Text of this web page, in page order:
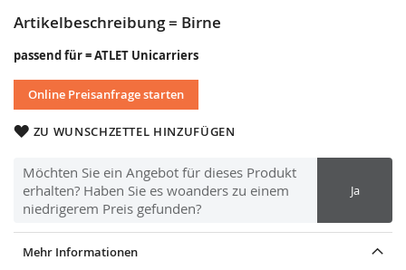
Artikelbeschreibung = Birne
passend für = ATLET Unicarriers
Online Preisanfrage starten
ZU WUNSCHZETTEL HINZUFÜGEN
Möchten Sie ein Angebot für dieses Produkt
erhalten? Haben Sie es woanders zu einem
niedrigerem Preis gefunden?
Ja
Mehr Informationen